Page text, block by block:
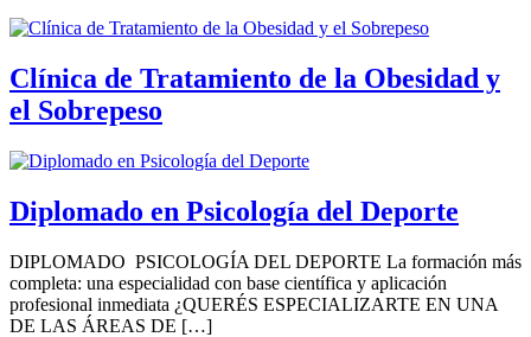
Clínica de Tratamiento de la Obesidad y
el Sobrepeso
Diplomado en Psicología del Deporte
DIPLOMADO PSICOLOGÍA DEL DEPORTE La formación más
completa: una especialidad con base científica y aplicación
profesional inmediata ¿QUERÉS ESPECIALIZARTE EN UNA
DE LAS ÁREAS DE […]